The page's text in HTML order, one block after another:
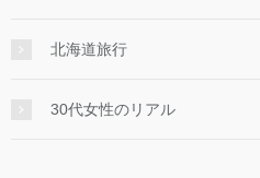
北海道旅行
30代女性のリアル